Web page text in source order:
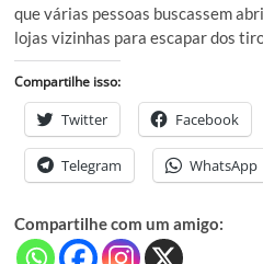
que várias pessoas buscassem
lojas vizinhas para escapar dos
Compartilhe isso:
Twitter Facebook
Telegram WhatsApp
Compartilhe com um amigo: